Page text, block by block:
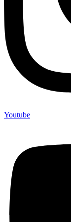
Youtube